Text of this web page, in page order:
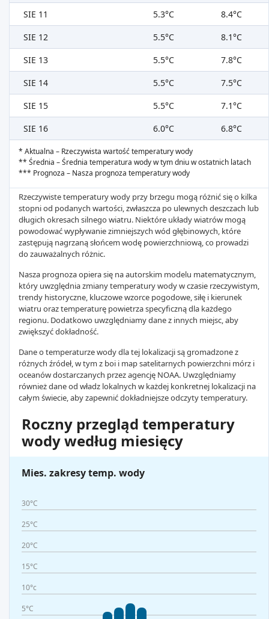
SIE 11 5.3°C
8.4°C
SIE 12
5.5°C
8.1°C
SIE 13
5.5°C
7.8°C
SIE 14
5.5°C
7.5°C
SIE 15
5.5°C
7.1°C
SIE 16
6.0°C 6.8°C
* Aktualna – Rzeczywista wartość temperatury wody
** Średnia – Średnia temperatura wody w tym dniu w ostatnich latach
*** Prognoza – Nasza prognoza temperatury wody
Rzeczywiste temperatury wody przy brzegu mogą różnić się o kilka
stopni od podanych wartości, zwłaszcza po ulewnych deszczach lub
długich okresach silnego wiatru. Niektóre układy wiatrów mogą
powodować wypływanie zimniejszych wód głębinowych, które
zastępują nagrzaną słońcem wodę powierzchniową, co prowadzi
do zauważalnych różnic.
Nasza prognoza opiera się na autorskim modelu matematycznym,
który uwzględnia zmiany temperatury wody w czasie rzeczywistym,
trendy historyczne, kluczowe wzorce pogodowe, siłę i kierunek
wiatru oraz temperaturę powietrza specyficzną dla każdego
regionu. Dodatkowo uwzględniamy dane z innych miejsc, aby
zwiększyć dokładność.
Dane o temperaturze wody dla tej lokalizacji są gromadzone z
różnych źródeł, w tym z boi i map satelitarnych powierzchni mórz i
oceanów dostarczanych przez agencję NOAA. Uwzględniamy
również dane od władz lokalnych w każdej konkretnej lokalizacji na
całym świecie, aby zapewnić dokładniejsze odczyty temperatury.
Roczny przegląd temperatury
wody według miesięcy
Mies. zakresy temp. wody
30°C
25°C
20°C
15°C
10°c
5°C